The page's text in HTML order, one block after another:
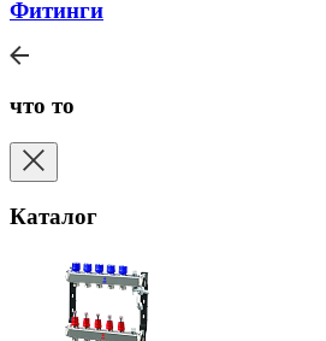
Фитинги
что то
Каталог